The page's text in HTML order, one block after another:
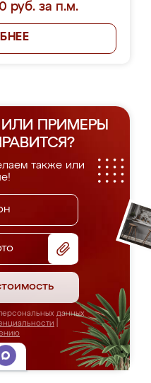
руб. за п.м.
ПРИМЕРЫ
также или
данных